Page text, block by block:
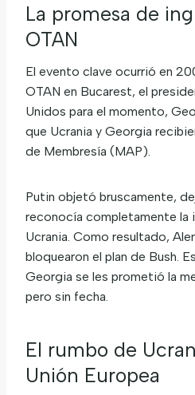
La promesa de
OTAN
El evento clave ocurrió en
OTAN en Bucarest, el
Unidos para el momento,
que Ucrania y Georgia
de Membresía (MAP).
Putin objetó bruscamente,
reconocía completamente la
Ucrania. Como resultado,
bloquearon el plan de Bush.
Georgia se les prometió la
pero sin fecha.
El rumbo de
Unión Europea